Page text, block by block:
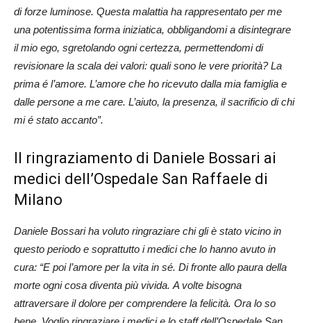
di forze luminose. Questa malattia ha rappresentato per me
una potentissima forma iniziatica, obbligandomi a disintegrare
il mio ego, sgretolando ogni certezza, permettendomi di
revisionare la scala dei valori: quali sono le vere priorità? La
prima é l’amore. L’amore che ho ricevuto dalla mia famiglia e
dalle persone a me care. L’aiuto, la presenza, il sacrificio di chi
mi é stato accanto”.
Il ringraziamento di Daniele Bossari ai
medici dell’Ospedale San Raffaele di
Milano
Daniele Bossari ha voluto ringraziare chi gli è stato vicino in
questo periodo e soprattutto i medici che lo hanno avuto in
cura: “E poi l’amore per la vita in sé. Di fronte allo paura della
morte ogni cosa diventa più vivida. A volte bisogna
attraversare il dolore per comprendere la felicità. Ora lo so